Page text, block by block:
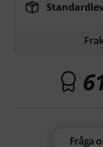
Fråga